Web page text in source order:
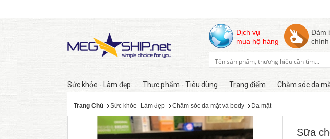
Dịch vụ
mua hộ hàng
Đảm
Sức khỏe - Làm đẹp Thực phẩm - Tiêu dùng Trang điểm Chăm sóc da
Trang Chủ Sức khỏe -Làm đẹp Chăm sóc da mặt và body Da mặt
Còn hàng
Sữa